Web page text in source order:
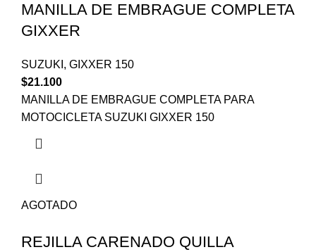
MANILLA DE EMBRAGUE COMPLETA
GIXXER
SUZUKI , GIXXER 150
$21.100
MANILLA DE EMBRAGUE COMPLETA PARA
MOTOCICLETA SUZUKI GIXXER 150
AGOTADO
REJILLA CARENADO QUILLA